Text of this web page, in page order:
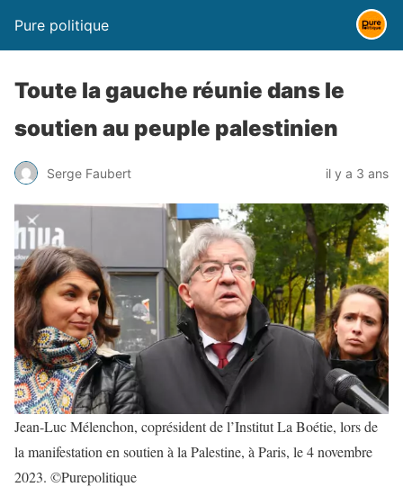
Pure politique
Toute la gauche réunie dans le
soutien au peuple palestinien
Serge Faubert il y a 3 ans
Jean-Luc Mélenchon, coprésident de l’Institut La Boétie, lors de
la manifestation en soutien à la Palestine, à Paris, le 4 novembre
2023. ©Purepolitique